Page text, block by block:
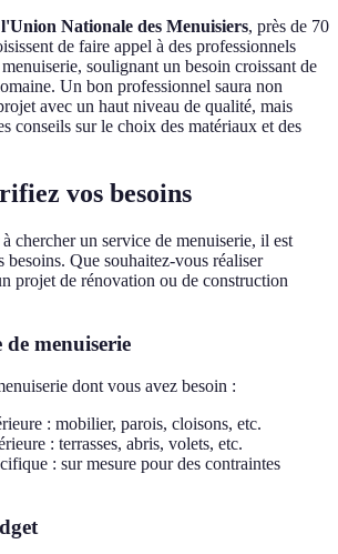
l'Union Nationale des Menuisiers, près de 70
de faire appel à des professionnels
soulignant un besoin croissant de
Un bon professionnel saura non
avec un haut niveau de qualité, mais
conseils sur le choix des matériaux et des
vos besoins
chercher un service de menuiserie, il est
Que souhaitez-vous réaliser
projet de rénovation ou de construction
de menuiserie
dont vous avez besoin :
: mobilier, parois, cloisons, etc.
: terrasses, abris, volets, etc.
: sur mesure pour des contraintes